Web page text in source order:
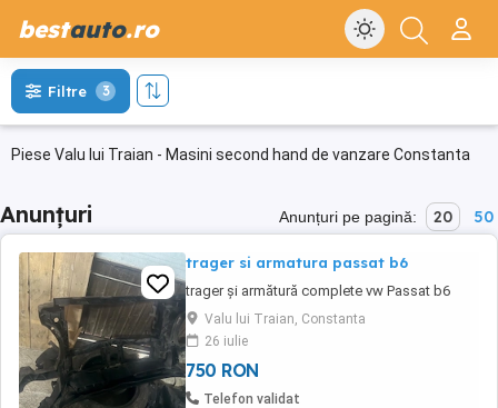
bestauto.ro
Piese Valu lui Traian - Masini second hand de vanzare Constanta
Filtre 3
Anunțuri Anunțuri pe pagină: 20 50
trager si armatura passat b6
trager și armătură complete vw Passat b6
Valu lui Traian, Constanta
26 iulie
750 RON
Telefon validat